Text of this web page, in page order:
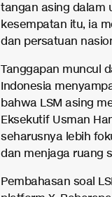
tangan asing dalam
kesempatan itu, ia
dan persatuan
Tanggapan muncul
Indonesia
bahwa LSM asing
Eksekutif Usman
seharusnya lebih
dan menjaga ruang
Pembahasan soal